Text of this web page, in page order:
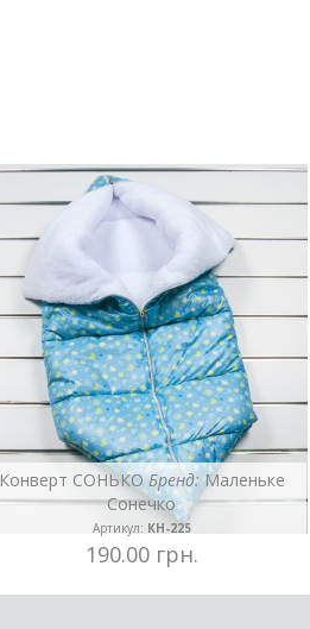
Конверт СОНЬКОБренд:Маленьке
Сонечко
Артикул: КН-225
190.00 грн.